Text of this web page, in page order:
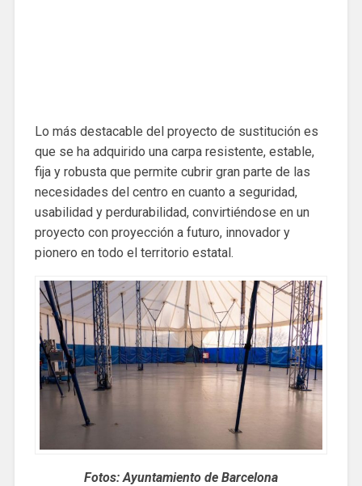
Lo más destacable del proyecto de sustitución es
que se ha adquirido una carpa resistente, estable,
fija y robusta que permite cubrir gran parte de las
necesidades del centro en cuanto a seguridad,
usabilidad y perdurabilidad, convirtiéndose en un
proyecto con proyección a futuro, innovador y
pionero en todo el territorio estatal.
Fotos: Ayuntamiento de Barcelona